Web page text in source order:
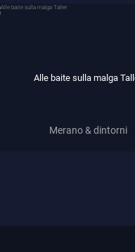
Alle baite sulla malga
Merano & dintorni